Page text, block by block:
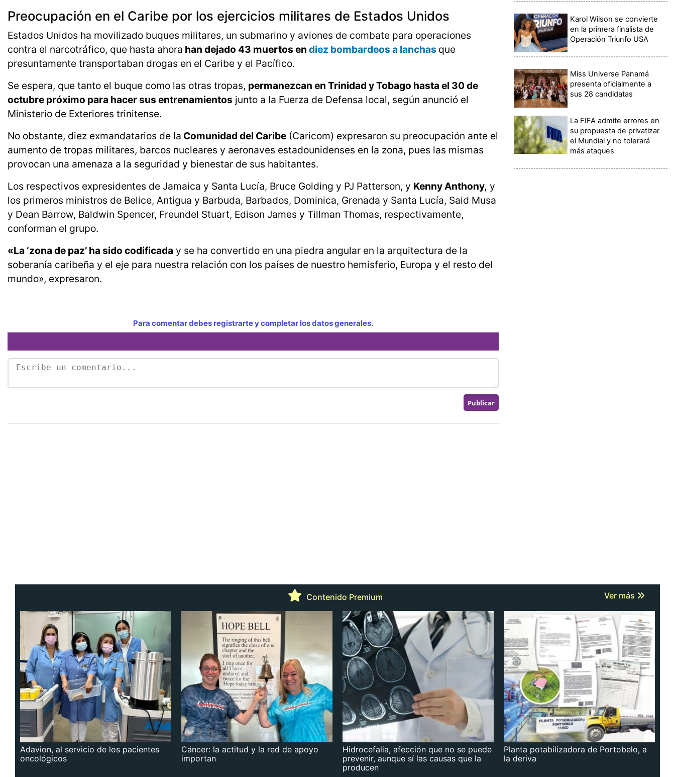
Preocupación en el Caribe por los ejercicios militares de Estados Unidos
Estados Unidos ha movilizado buques militares, un submarino y aviones de combate para operaciones
contra el narcotráfico, que hasta ahora han dejado 43 muertos en diez bombardeos a lanchas que
presuntamente transportaban drogas en el Caribe y el Pacífico.
Se espera, que tanto el buque como las otras tropas, permanezcan en Trinidad y Tobago hasta el 30 de
octubre próximo para hacer sus entrenamientos junto a la Fuerza de Defensa local, según anunció el
Ministerio de Exteriores trinitense.
No obstante, diez exmandatarios de la Comunidad del Caribe (Caricom) expresaron su preocupación ante el
aumento de tropas militares, barcos nucleares y aeronaves estadounidenses en la zona, pues las mismas
provocan una amenaza a la seguridad y bienestar de sus habitantes.
Los respectivos expresidentes de Jamaica y Santa Lucía, Bruce Golding y PJ Patterson, y Kenny Anthony, y
los primeros ministros de Belice, Antigua y Barbuda, Barbados, Dominica, Grenada y Santa Lucía, Said Musa
y Dean Barrow, Baldwin Spencer, Freundel Stuart, Edison James y Tillman Thomas, respectivamente,
conforman el grupo.
«La ‘zona de paz’ ha sido codificada y se ha convertido en una piedra angular en la arquitectura de la
soberanía caribeña y el eje para nuestra relación con los países de nuestro hemisferio, Europa y el resto del
mundo», expresaron.
Para comentar debes registrarte y completar los datos generales.
Karol Wilson se convierte
en la primera finalista de
Operación Triunfo USA
Miss Universe Panamá
presenta oficialmente a
sus 28 candidatas
La FIFA admite errores en
su propuesta de privatizar
el Mundial y no tolerará
más ataques
Contenido Premium Ver más
Adavion, al servicio de los pacientes
oncológicos
Cáncer: la actitud y la red de apoyo
importan
Hidrocefalia, afección que no se puede
prevenir, aunque sí las causas que la
producen
Planta potabilizadora de Portobelo, a
la deriva